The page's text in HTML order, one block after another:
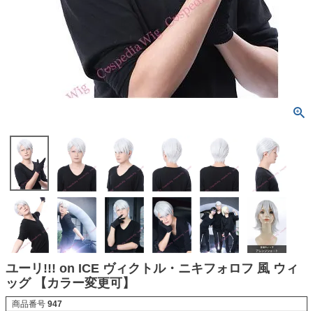
ユーリ!!! on ICE ヴィクトル・ニキフォロフ 風 ウィ
ッグ 【カラー変更可】
商品番号 947